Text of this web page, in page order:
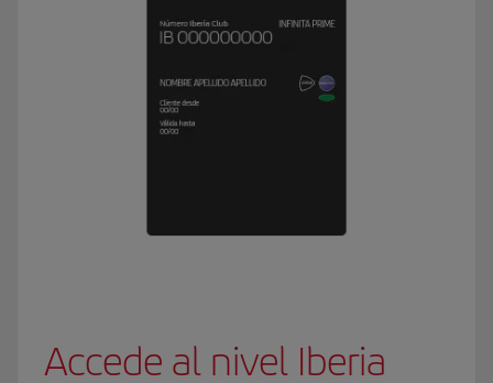
Accede al nivel Iberia